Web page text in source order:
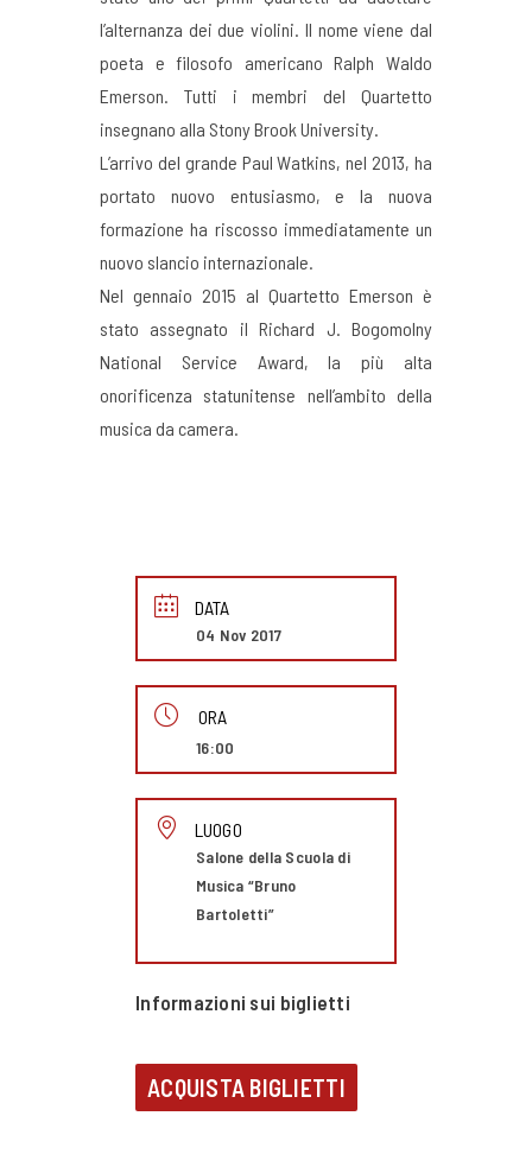
l’alternanza dei due violini. Il nome viene dal
poeta e filosofo americano Ralph Waldo
Emerson. Tutti i membri del Quartetto
insegnano alla Stony Brook University.
L’arrivo del grande Paul Watkins, nel 2013, ha
portato nuovo entusiasmo, e la nuova
formazione ha riscosso immediatamente un
nuovo slancio internazionale.
Nel gennaio 2015 al Quartetto Emerson è
stato assegnato il Richard J. Bogomolny
National Service Award, la più alta
onorificenza statunitense nell’ambito della
musica da camera.
DATA
04 Nov 2017
ORA
16:00
LUOGO
Salone della Scuola di
Musica “Bruno
Bartoletti”
Informazioni sui biglietti
ACQUISTA BIGLIETTI